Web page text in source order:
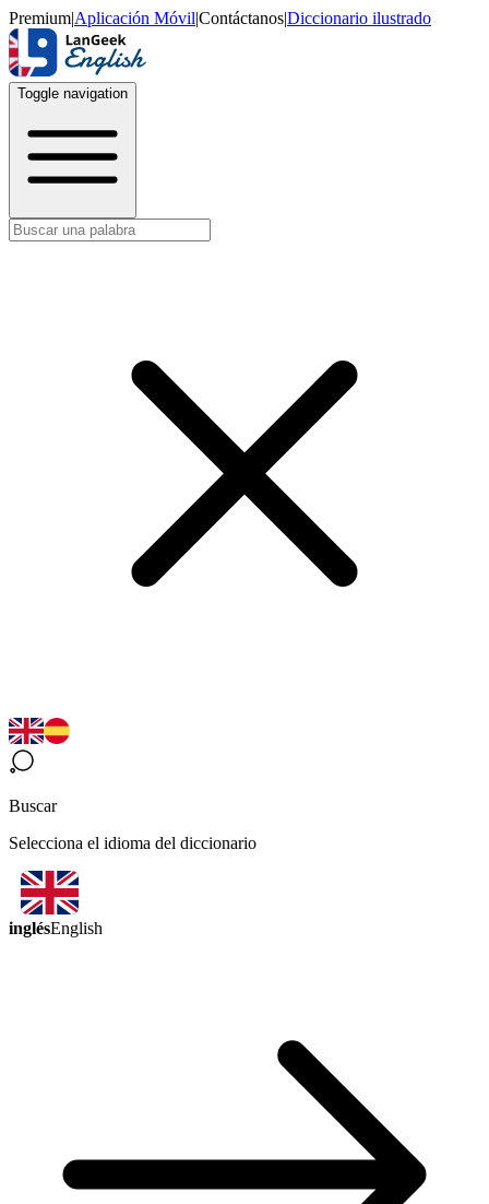
Premium|Aplicación Móvil|Contáctanos|Diccionario ilustrado
Toggle navigation
Buscar
Selecciona el idioma del diccionario
inglésEnglish